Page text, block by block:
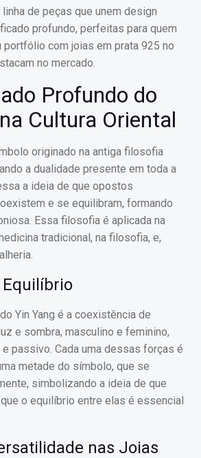
de peças que unem design
profundo, perfeitas para quem
portfólio com joias em prata 925 no
no mercado.
Profundo do
Cultura Oriental
originado na antiga filosofia
a dualidade presente em toda a
a ideia de que opostos
e se equilibram, formando
Essa filosofia é aplicada na
tradicional, na filosofia, e,
Yin Yang é a coexistência de
e sombra, masculino e feminino,
passivo. Cada uma dessas forças é
metade do símbolo, que se
simbolizando a ideia de que
o equilíbrio entre elas é essencial
nas Joias